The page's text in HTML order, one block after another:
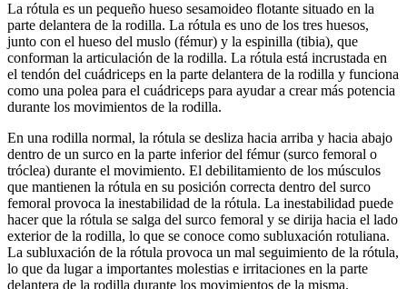
La rótula es un pequeño hueso sesamoideo flotante situado en la
parte delantera de la rodilla. La rótula es uno de los tres huesos,
junto con el hueso del muslo (fémur) y la espinilla (tibia), que
conforman la articulación de la rodilla. La rótula está incrustada en
el tendón del cuádriceps en la parte delantera de la rodilla y funciona
como una polea para el cuádriceps para ayudar a crear más potencia
durante los movimientos de la rodilla.
En una rodilla normal, la rótula se desliza hacia arriba y hacia abajo
dentro de un surco en la parte inferior del fémur (surco femoral o
tróclea) durante el movimiento. El debilitamiento de los músculos
que mantienen la rótula en su posición correcta dentro del surco
femoral provoca la inestabilidad de la rótula. La inestabilidad puede
hacer que la rótula se salga del surco femoral y se dirija hacia el lado
exterior de la rodilla, lo que se conoce como subluxación rotuliana.
La subluxación de la rótula provoca un mal seguimiento de la rótula,
lo que da lugar a importantes molestias e irritaciones en la parte
delantera de la rodilla durante los movimientos de la misma.